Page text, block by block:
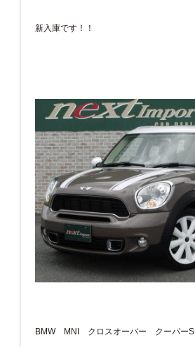
新入庫です！！
BMW MNI クロスオーバー クーパーS